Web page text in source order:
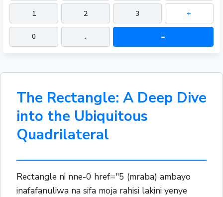
1 2 3 +
0 . =
The Rectangle: A Deep Dive
into the Ubiquitous
Quadrilateral
Rectangle ni nne-0 href="5 (mraba) ambayo
inafafanuliwa na sifa moja rahisi lakini yenye